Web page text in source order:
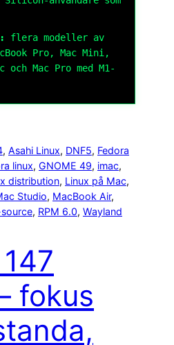
flera modeller av
Pro, Mac Mini,
och Mac Pro med M1-
, Asahi Linux, DNF5, Fedora
linux, GNOME 49, imac
distribution, Linux på Mac
Studio, MacBook Air
, RPM 6.0, Wayland
fokus